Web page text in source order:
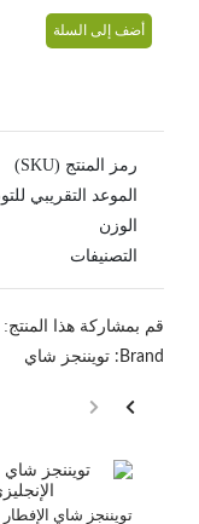
أضف إلى السلة
رمز المنتج (SKU)
الموعد التقريبي
الوزن
التصنيفات
قم بمشاركة هذا المنتج:
Brand: تويننجز شاي
تويننجز شاي الإفطار